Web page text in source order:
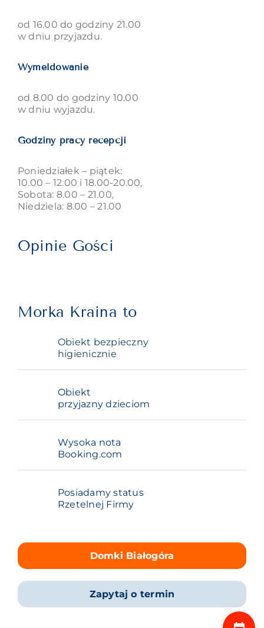
od 16.00 do godziny 21.00
w dniu przyjazdu.
Wymeldowanie
od 8.00 do godziny 10.00
w dniu wyjazdu.
Godziny pracy recepcji
Poniedziałek – piątek:
10.00 – 12.00 i 18.00-20.00,
Sobota: 8.00 – 21.00,
Niedziela: 8.00 – 21.00
Opinie Gości
Morka Kraina to
Obiekt bezpieczny
higienicznie
Obiekt
przyjazny dzieciom
Wysoka nota
Booking.com
Posiadamy status
Rzetelnej Firmy
Domki Białogóra
Zapytaj o termin